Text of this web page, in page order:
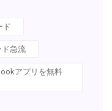
ド
ド急流
アプリを無料